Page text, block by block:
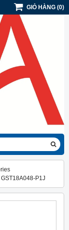
GIỎ HÀNG (0)
P1J